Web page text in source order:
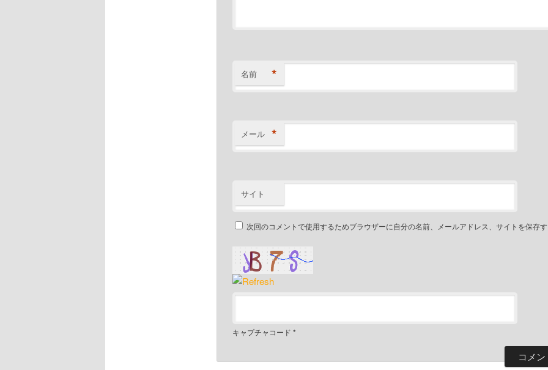
名前 *
メール *
サイト
次回のコメントで使用するためブラウザーに自分の名前、メールアドレス、サイトを保存
キャプチャコード *